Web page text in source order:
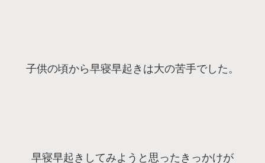
子供の頃から早寝早起きは大の苦手でした。
早寝早起きしてみようと思ったきっかけが